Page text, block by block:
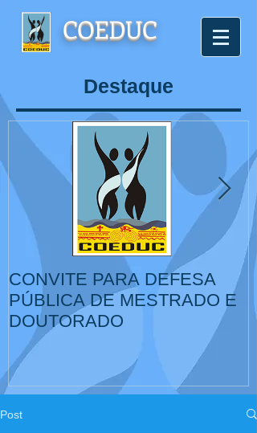
COEDUC
Destaque
CONVITE PARA DEFESA
PÚBLICA DE MESTRADO E
DOUTORADO
Post